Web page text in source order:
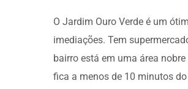
O Jardim Ouro Verde é um
imediações. Tem
bairro está em uma área
fica a menos de 10 minutos